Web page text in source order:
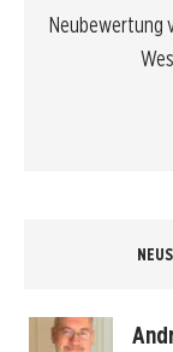
Neubewertung